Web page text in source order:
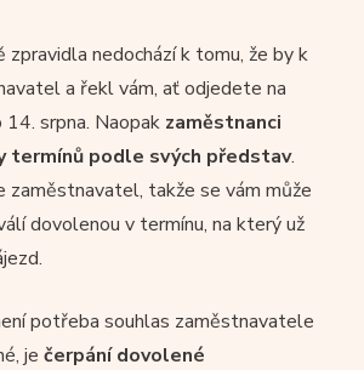
zpravidla nedochází k tomu, že by k
a řekl vám, ať odjedete na
srpna. Naopak zaměstnanci
termínů podle svých představ.
zaměstnavatel, takže se vám může
dovolenou v termínu, na který už
potřeba souhlas zaměstnavatele
je čerpání dovolené